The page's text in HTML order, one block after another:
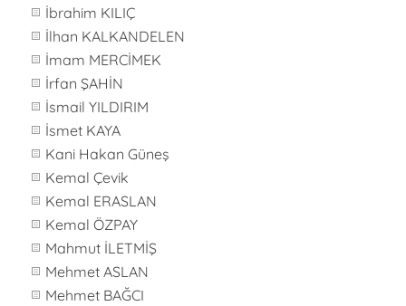
İbrahim KILIÇ
İlhan KALKANDELEN
İmam MERCİMEK
İrfan ŞAHİN
İsmail YILDIRIM
İsmet KAYA
Kani Hakan Güneş
Kemal Çevik
Kemal ERASLAN
Kemal ÖZPAY
Mahmut İLETMİŞ
Mehmet ASLAN
Mehmet BAĞCI